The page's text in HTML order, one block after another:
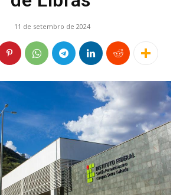
11 de setembro de 2024